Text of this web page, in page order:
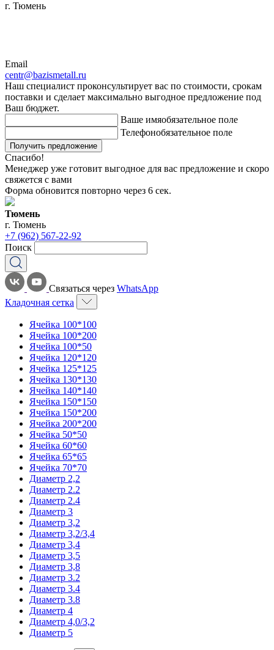
г. Тюмень
Email
centr@bazismetall.ru
Наш специалист проконсультирует вас по стоимости, срокам
поставки и сделает максимально выгодное предложение под
Ваш бюджет.
Ваше имяобязательное поле
Телефонобязательное поле
Получить предложение
Спасибо!
Менеджер уже готовит выгодное для вас предложение и скоро
свяжется с вами
Форма обновится повторно через 6 сек.
Тюмень
г. Тюмень
+7 (962) 567-22-92
Поиск
Связаться через WhatsApp
Кладочная сетка
Ячейка 100*100
Ячейка 100*200
Ячейка 100*50
Ячейка 120*120
Ячейка 125*125
Ячейка 130*130
Ячейка 140*140
Ячейка 150*150
Ячейка 150*200
Ячейка 200*200
Ячейка 50*50
Ячейка 60*60
Ячейка 65*65
Ячейка 70*70
Диаметр 2,2
Диаметр 2.2
Диаметр 2.4
Диаметр 3
Диаметр 3,2
Диаметр 3,2/3,4
Диаметр 3,4
Диаметр 3,5
Диаметр 3,8
Диаметр 3.2
Диаметр 3.4
Диаметр 3.8
Диаметр 4
Диаметр 4,0/3,2
Диаметр 5